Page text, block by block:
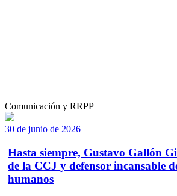
Comunicación y RRPP
30 de junio de 2026
Hasta siempre, Gustavo Gallón
de la CCJ y defensor incansable
humanos